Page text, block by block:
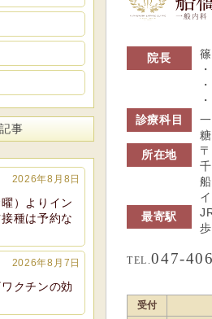
院長
診療科目
所在地
最寄駅
TEL.047-
受付
事
2026年8月8日
）よりイン
種は予約な
2026年8月7日
クチンの効